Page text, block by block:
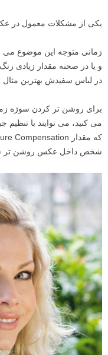
یکی از مشکلات معمول در
زمانی متوجه این موضوع
و یا در صحنه مقدار زیادی
در لباس سفیدش بهترین
می کنید، می توایند با
شخص داخل عکس روشن تر